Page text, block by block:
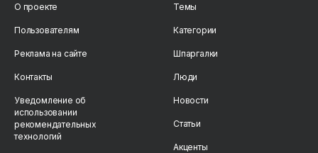
О проекте
Пользователям
Реклама на сайте
Контакты
Уведомление об
использовании
рекомендательных
технологий
Темы
Категории
Шпаргалки
Люди
Новости
Статьи
Акценты